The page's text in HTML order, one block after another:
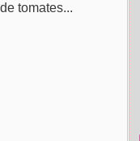
tomates...